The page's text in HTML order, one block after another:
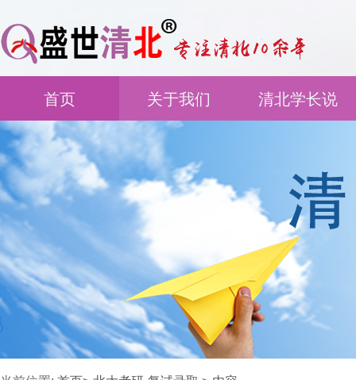
首页 关于我们 清北学长说